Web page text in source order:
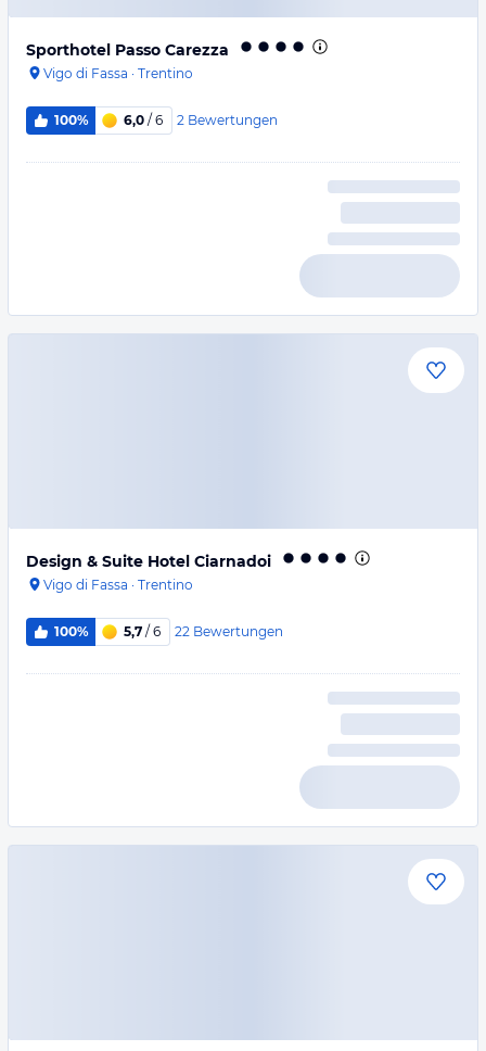
Sporthotel Passo Carezza
Vigo di Fassa · Trentino
100% 6,0 / 6 2 Bewertungen
Design & Suite Hotel Ciarnadoi
Vigo di Fassa · Trentino
100% 5,7 / 6 22 Bewertungen